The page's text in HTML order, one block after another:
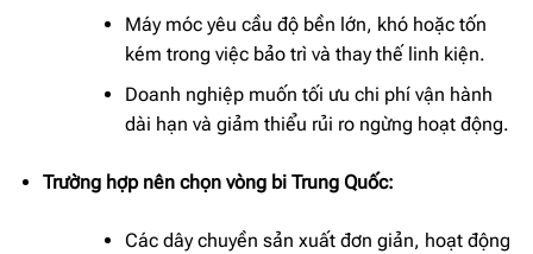
Máy móc yêu cầu độ bền lớn, khó hoặc tốn
kém trong việc bảo trì và thay thế linh kiện.
Doanh nghiệp muốn tối ưu chi phí vận hành
dài hạn và giảm thiểu rủi ro ngừng hoạt động.
Trường hợp nên chọn vòng bi Trung Quốc:
Các dây chuyền sản xuất đơn giản, hoạt động